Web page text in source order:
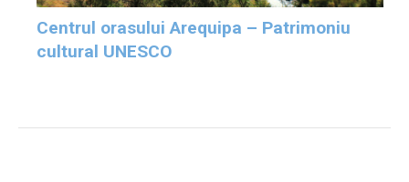
Centrul orasului Arequipa – Patrimoniu
cultural UNESCO